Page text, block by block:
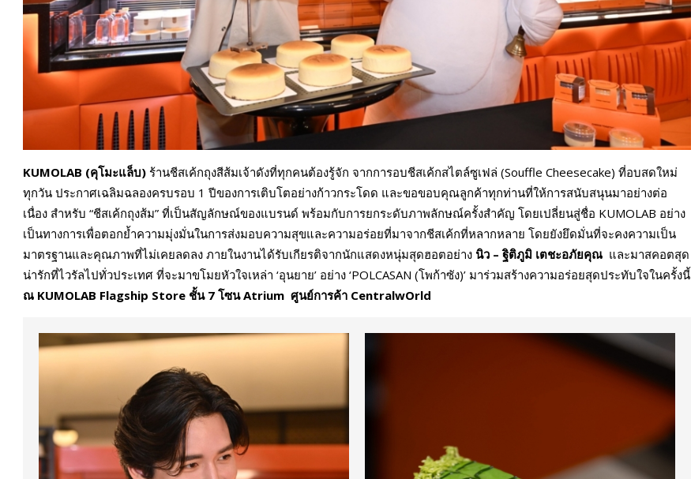
KUMOLAB (คุโมะแล็บ) ร้านชีสเค้กถุงสีส้มเจ้าดังที่ทุกคนต้องรู้จัก จากการอบชีสเค้กสไตล์ซูเฟล่ (Souffle Cheesecake) ที่อบสดใหม่
ทุกวัน ประกาศเฉลิมฉลองครบรอบ 1 ปีของการเติบโตอย่างก้าวกระโดด และขอขอบคุณลูกค้าทุกท่านที่ให้การสนับสนุนมาอย่างต่อ
เนื่อง สำหรับ “ชีสเค้กถุงส้ม” ที่เป็นสัญลักษณ์ของแบรนด์ พร้อมกับการยกระดับภาพลักษณ์ครั้งสำคัญ โดยเปลี่ยนสู่ชื่อ KUMOLAB อย่าง
เป็นทางการเพื่อตอกย้ำความมุ่งมั่นในการส่งมอบความสุขและความอร่อยที่มาจากชีสเค้กที่หลากหลาย โดยยังยึดมั่นที่จะคงความเป็น
มาตรฐานและคุณภาพที่ไม่เคยลดลง ภายในงานได้รับเกียรติจากนักแสดงหนุ่มสุดฮอตอย่าง นิว – ฐิติภูมิ เตชะอภัยคุณ และมาสคอตสุด
น่ารักที่ไวรัลไปทั่วประเทศ ที่จะมาขโมยหัวใจเหล่า ‘อุนยาย’ อย่าง ‘POLCASAN (โพก้าซัง)’ มาร่วมสร้างความอร่อยสุดประทับใจในครั้งนี้
ณ KUMOLAB Flagship Store ชั้น 7 โซน Atrium ศูนย์การค้า CentralwOrld